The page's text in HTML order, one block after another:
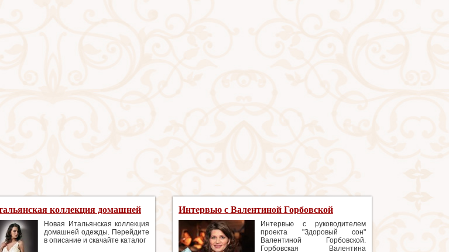
коллекция домашней
Новая Итальянская коллекция
домашней одежды. Перейдите
в описание и скачайте каталог
Интервью с Валентиной Горбовской
Интервью с руководителем
проекта "Здоровый сон"
Валентиной Горбовской.
Горбовская Валентина